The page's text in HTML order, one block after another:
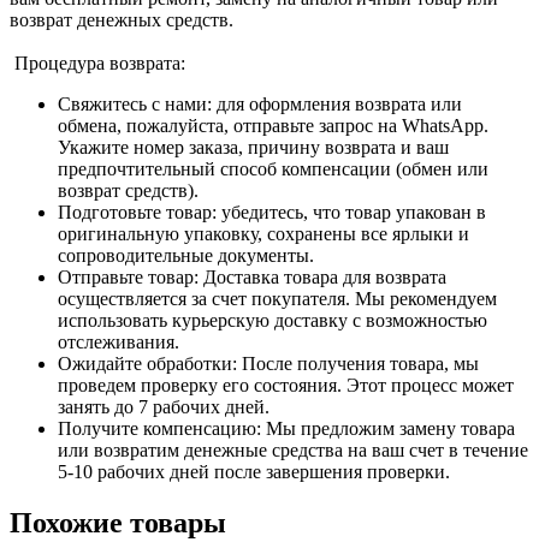
возврат денежных средств.
Процедура возврата:
Свяжитесь с нами: для оформления возврата или
обмена, пожалуйста, отправьте запрос на WhatsApp.
Укажите номер заказа, причину возврата и ваш
предпочтительный способ компенсации (обмен или
возврат средств).
Подготовьте товар: убедитесь, что товар упакован в
оригинальную упаковку, сохранены все ярлыки и
сопроводительные документы.
Отправьте товар: Доставка товара для возврата
осуществляется за счет покупателя. Мы рекомендуем
использовать курьерскую доставку с возможностью
отслеживания.
Ожидайте обработки: После получения товара, мы
проведем проверку его состояния. Этот процесс может
занять до 7 рабочих дней.
Получите компенсацию: Мы предложим замену товара
или возвратим денежные средства на ваш счет в течение
5-10 рабочих дней после завершения проверки.
Похожие товары